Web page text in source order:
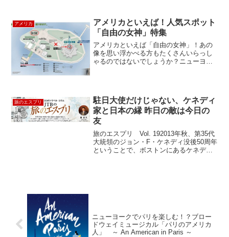
ープ」、下の部分を「ロウワーループ」
と呼ばれています。ロウワー...
アメリカ
アメリカといえば！人気スポット
「自由の女神」特集
アメリカといえば「自由の女神」！あの
像を思い浮かべる方もたくさんいらっし
ゃるのではないでしょうか？ニューヨー
ゃない、ちょっとしたエ...
旅のエスプリ
駐日大使だけじゃない、ケネディ
家と日本の縁 昨日の敵は今日の
友
旅のエスプリ Vol. 192013年秋、第35代
大統領のジョン・F・ケネディ没後50周年
ということで、ボストンにあるケネディ
ニューヨークでパリを楽しむ！？ブロー
ドウェイミュージカル「パリのアメリカ
人」 ～ An American in Paris ～